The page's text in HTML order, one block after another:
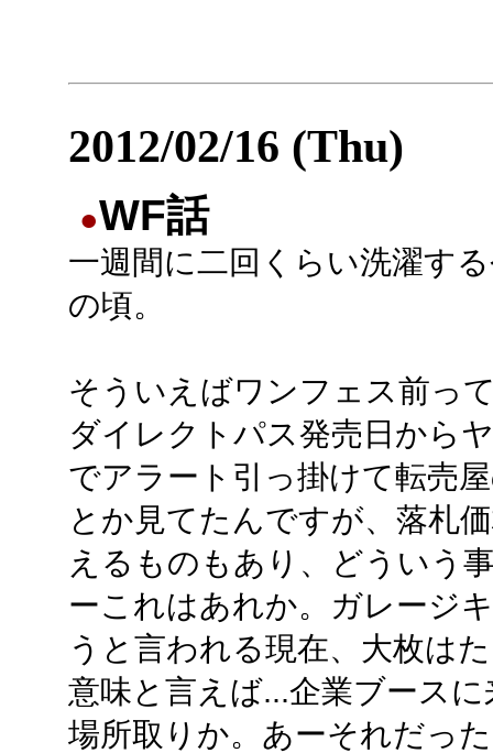
2012/02/16 (Thu)
●WF話
一週間に二回くらい洗濯す
の頃。
そういえばワンフェス前っ
ダイレクトパス発売日から
でアラート引っ掛けて転売
とか見てたんですが、落札
えるものもあり、どういう
ーこれはあれか。ガレージ
うと言われる現在、大枚は
意味と言えば...企業ブース
場所取りか。あーそれだっ